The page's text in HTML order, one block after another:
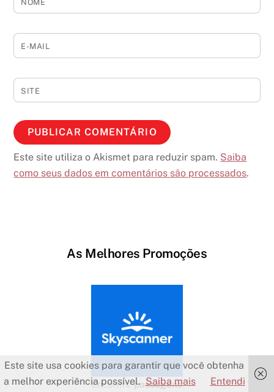
NOME
E-MAIL
SITE
Este site utiliza o Akismet para reduzir spam. Saiba
como seus dados em comentários são processados.
As Melhores Promoções
Encontrepassagens
Este site usa cookies para garantir que você obtenha
a melhor experiência possível. Saiba mais Entendi